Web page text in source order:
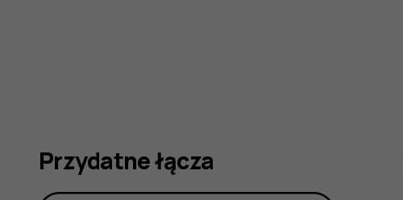
Przydatne łącza